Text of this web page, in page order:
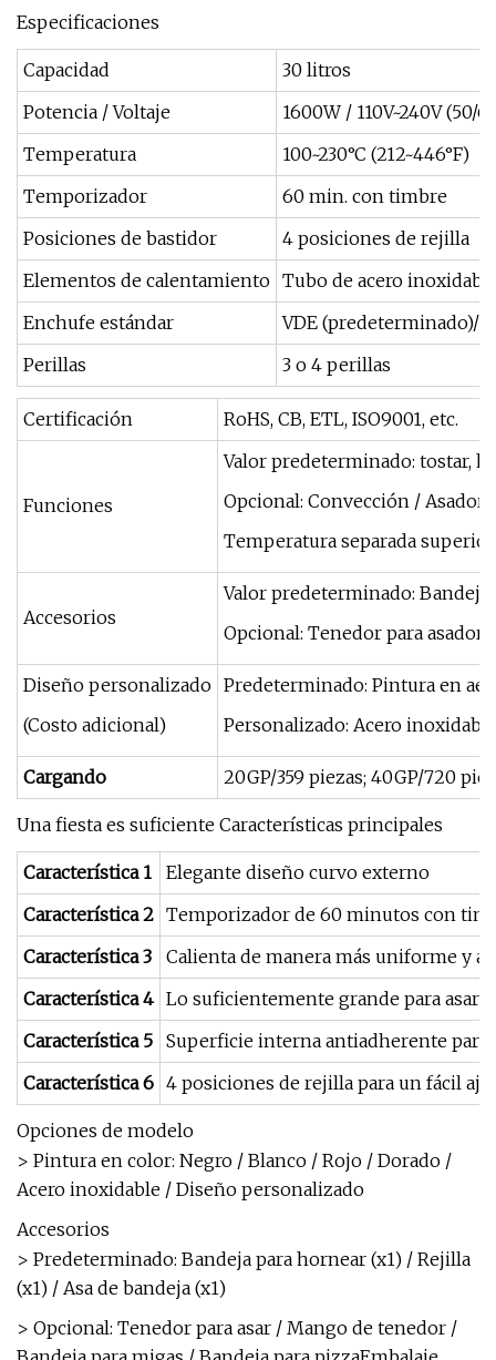
Especificaciones
Capacidad
30 litros
Potencia / Voltaje
1600W / 110V~240V (50/
Temperatura
100~230°C (212~446°F)
Temporizador
60 min. con timbre
Posiciones de bastidor
4 posiciones de rejilla
Elementos de calentamiento Tubo de acero
Enchufe estándar
VDE (predeterminado)/
Perillas
3 o 4 perillas
Certificación RoHS, CB, ETL, ISO9001, etc.
Funciones
Valor predeterminado: tostar,
Opcional: Convección / Asador
Temperatura separada
Accesorios
Valor predeterminado: Bandeja
Opcional: Tenedor para
Diseño personalizado
(Costo adicional)
Predeterminado: Pintura en
Personalizado: Acero
Cargando 20GP/359 piezas; 40GP/720
Una fiesta es suficiente Características principales
Característica 1
Elegante diseño curvo externo
Característica 2 Temporizador de 60 minutos con
Característica 3
Calienta de manera más uniforme y
Característica 4 Lo suficientemente grande para asar
Característica 5 Superficie interna antiadherente para
Característica 6 4 posiciones de rejilla para un fácil
Opciones de modelo
> Pintura en color: Negro / Blanco / Rojo / Dorado /
Acero inoxidable / Diseño personalizado
Accesorios
> Predeterminado: Bandeja para hornear (x1) / Rejilla
(x1) / Asa de bandeja (x1)
> Opcional: Tenedor para asar / Mango de tenedor /